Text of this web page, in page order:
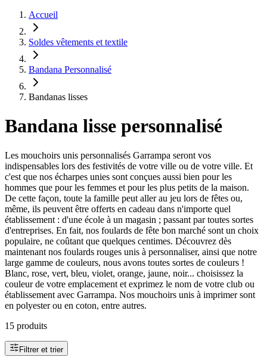
Accueil
Soldes vêtements et textile
Bandana Personnalisé
Bandanas lisses
Bandana lisse personnalisé
Les mouchoirs unis personnalisés Garrampa seront vos
indispensables lors des festivités de votre ville ou de votre ville. Et
c'est que nos écharpes unies sont conçues aussi bien pour les
hommes que pour les femmes et pour les plus petits de la maison.
De cette façon, toute la famille peut aller au jeu lors de fêtes ou,
même, ils peuvent être offerts en cadeau dans n'importe quel
établissement : d'une école à un magasin ; passant par toutes sortes
d'entreprises. En fait, nos foulards de fête bon marché sont un choix
populaire, ne coûtant que quelques centimes. Découvrez dès
maintenant nos foulards rouges unis à personnaliser, ainsi que notre
large gamme de couleurs, nous avons toutes sortes de couleurs !
Blanc, rose, vert, bleu, violet, orange, jaune, noir... choisissez la
couleur de votre emplacement et exprimez le nom de votre club ou
établissement avec Garrampa. Nos mouchoirs unis à imprimer sont
en polyester ou en coton, entre autres.
15 produits
Filtrer et trier